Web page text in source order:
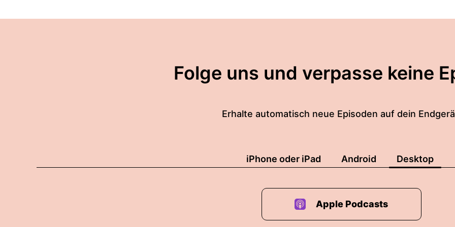
00:01:42: Und das war natürlich schon immer ein Verbraucherkredit, also die
Verbraucherkredit auch im aktuellen Recht.
Folge uns und verpasse keine
Erhalte automatisch neue Episoden auf dein
iPhone oder iPad Android Desktop
Apple Podcasts